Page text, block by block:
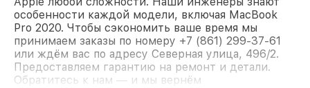
особенности каждой модели, включая MacBook
Pro 2020. Чтобы сэкономить ваше время мы
принимаем заказы по номеру +7 (861) 299-37-61
или ждём вас по адресу Северная улица, 496/2.
Предоставляем гарантию на ремонт и детали.
Обратитесь к нам — и мы вернём